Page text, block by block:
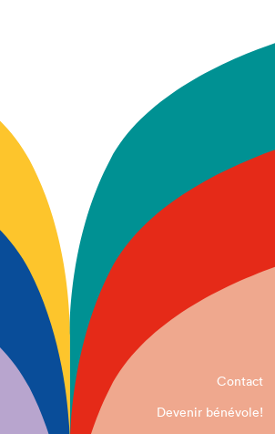
Contact
Devenir bénévole!